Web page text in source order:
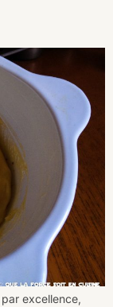
excellence,